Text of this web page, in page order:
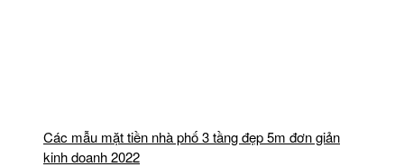
Các mẫu mặt tiền nhà phố 3 tầng đẹp 5m đơn giản
kinh doanh 2022